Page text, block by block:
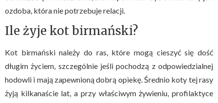
ozdoba, która nie potrzebuje relacji.
Ile żyje kot birmański?
Kot birmański należy do ras, które mogą cieszyć się dość
długim życiem, szczególnie jeśli pochodzą z odpowiedzialnej
hodowli i mają zapewnioną dobrą opiekę. Średnio koty tej rasy
żyją kilkanaście lat, a przy właściwym żywieniu, profilaktyce